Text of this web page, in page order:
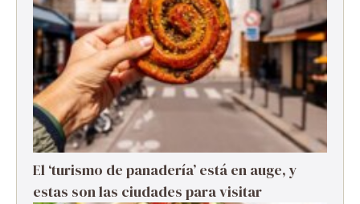
El ‘turismo de panadería’ está en auge, y
estas son las ciudades para visitar